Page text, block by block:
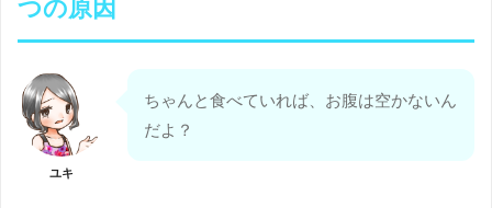
つの原因
ユキ
ちゃんと食べていれば、お腹は空かないん
だよ？